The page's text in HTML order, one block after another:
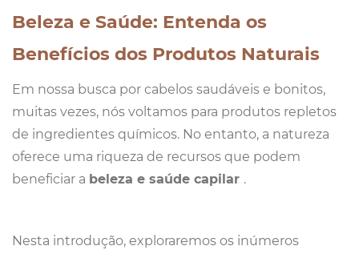
Beleza e Saúde: Entenda os
Benefícios dos Produtos Naturais
Em nossa busca por cabelos saudáveis e bonitos,
muitas vezes, nós voltamos para produtos repletos
de ingredientes químicos. No entanto, a natureza
oferece uma riqueza de recursos que podem
beneficiar a beleza e saúde capilar .
Nesta introdução, exploraremos os inúmeros